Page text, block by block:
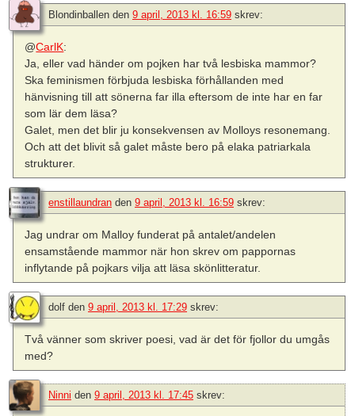
Blondinballen den 9 april, 2013 kl. 16:59 skrev:
@CarlK:
Ja, eller vad händer om pojken har två lesbiska mammor?
Ska feminismen förbjuda lesbiska förhållanden med
hänvisning till att sönerna far illa eftersom de inte har en far
som lär dem läsa?
Galet, men det blir ju konsekvensen av Molloys resonemang.
Och att det blivit så galet måste bero på elaka patriarkala
strukturer.
enstillaundran den 9 april, 2013 kl. 16:59 skrev:
Jag undrar om Malloy funderat på antalet/andelen
ensamstående mammor när hon skrev om pappornas
inflytande på pojkars vilja att läsa skönlitteratur.
dolf den 9 april, 2013 kl. 17:29 skrev:
Två vänner som skriver poesi, vad är det för fjollor du umgås
med?
Ninni den 9 april, 2013 kl. 17:45 skrev: